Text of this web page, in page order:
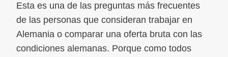
Esta es una de las preguntas más frecuentes
de las personas que consideran trabajar en
Alemania o comparar una oferta bruta con las
condiciones alemanas. Porque como todos